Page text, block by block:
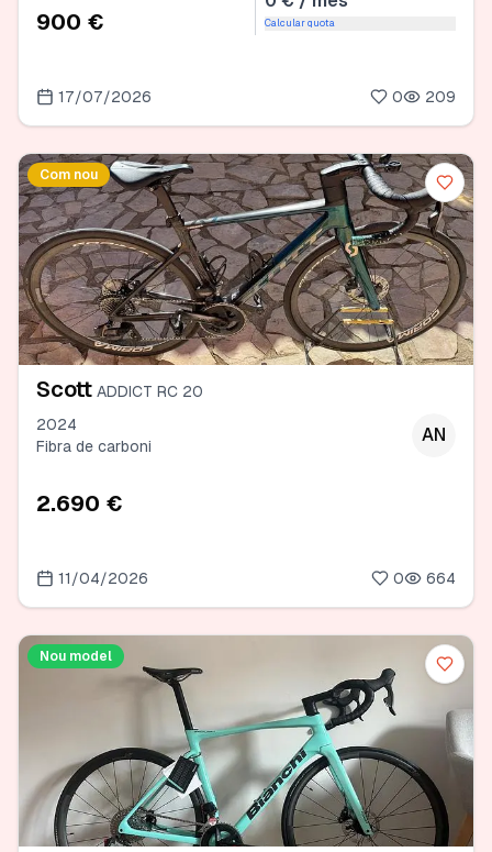
900 € Calcular quota
17/07/2026 0 209
Com nou
Scott ADDICT RC 20
2024
Fibra de carboni
AN
2.690 €
11/04/2026 0 664
Nou model